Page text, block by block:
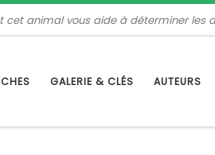
cet animal vous aide à déterminer les
GALERIE & CLÉS AUTEURS